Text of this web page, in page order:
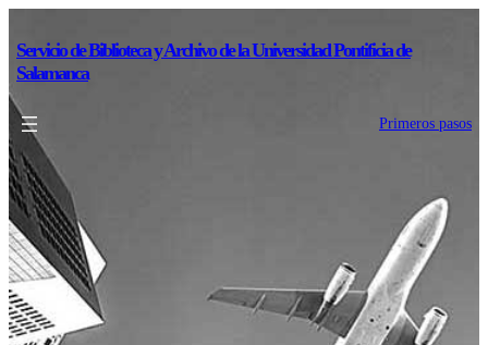
Servicio de Biblioteca y Archivo de la Universidad Pontificia de
Salamanca
Primeros pasos